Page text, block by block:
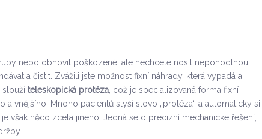
nebo obnovit poškozené, ale nechcete nosit nepohodlnou
a čistit. Zvážili jste možnost fixní náhrady, která vypadá a
slouží teleskopická protéza , což je specializovaná forma fixní
a vnějšího
Mnoho pacientů slyší slovo „protéza“ a automaticky si
však něco zcela jiného. Jedná se o precizní mechanické řešení,